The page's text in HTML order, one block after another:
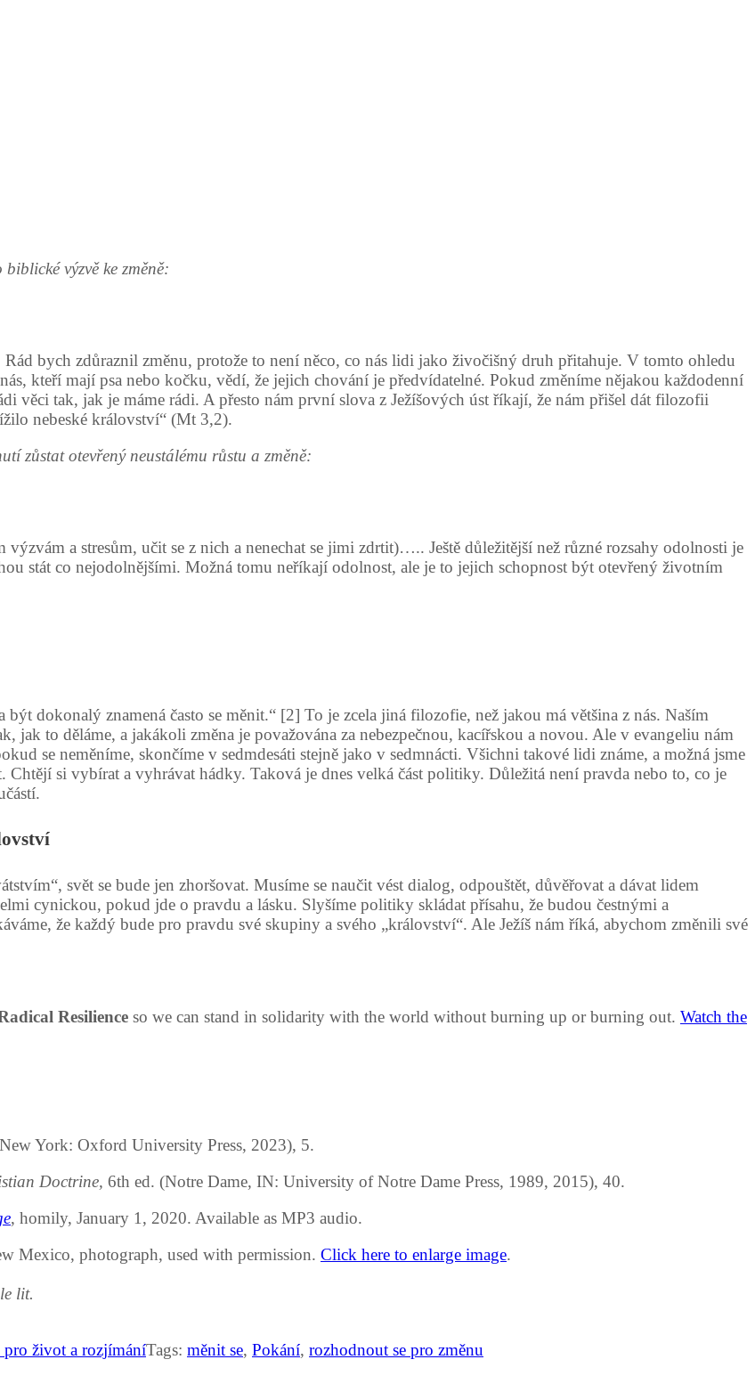
výzvě ke změně:
Rád bych zdůraznil změnu, protože to není něco, co nás lidi jako živočišný druh přitahuje. V tomto ohledu
kteří mají psa nebo kočku, vědí, že jejich chování je předvídatelné. Pokud změníme nějakou každodenní
věci tak, jak je máme rádi. A přesto nám první slova z Ježíšových úst říkají, že nám přišel dát filozofii
nebeské království“ (Mt 3,2).
zůstat otevřený neustálému růstu a změně:
a stresům, učit se z nich a nenechat se jimi zdrtit)….. Ještě důležitější než různé rozsahy odolnosti je
stát co nejodolnějšími. Možná tomu neříkají odolnost, ale je to jejich schopnost být otevřený životním
dokonalý znamená často se měnit.“ [2] To je zcela jiná filozofie, než jakou má většina z nás. Naším
jak to děláme, a jakákoli změna je považována za nebezpečnou, kacířskou a novou. Ale v evangeliu nám
se neměníme, skončíme v sedmdesáti stejně jako v sedmnácti. Všichni takové lidi známe, a možná jsme
si vybírat a vyhrávat hádky. Taková je dnes velká část politiky. Důležitá není pravda nebo to, co je
svět se bude jen zhoršovat. Musíme se naučit vést dialog, odpouštět, důvěřovat a dávat lidem
cynickou, pokud jde o pravdu a lásku. Slyšíme politiky skládat přísahu, že budou čestnými a
že každý bude pro pravdu své skupiny a svého „království“. Ale Ježíš nám říká, abychom změnili své
Resilience so we can stand in solidarity with the world without burning up or burning out. Watch the
York: Oxford University Press, 2023), 5.
Doctrine, 6th ed. (Notre Dame, IN: University of Notre Dame Press, 1989, 2015), 40.
, homily, January 1, 2020. Available as MP3 audio.
Mexico, photograph, used with permission. Click here to enlarge image.
lit.
život a rozjímáníTags: měnit se, Pokání, rozhodnout se pro změnu